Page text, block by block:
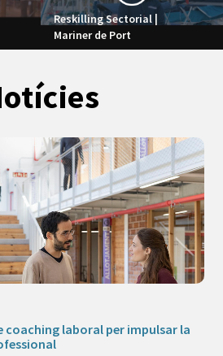
Reskilling Sectorial |
Mariner de Port
coaching laboral per impulsar la